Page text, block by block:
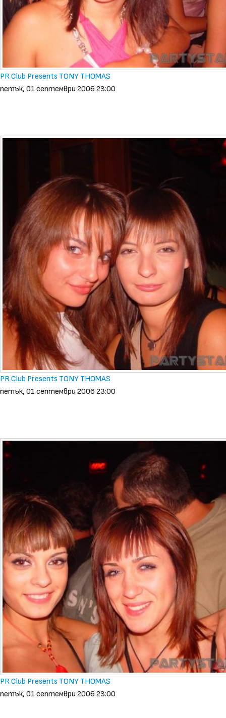
PR Club Presents TONY THOMAS
петък, 01 септември 2006 23:00
PR Club Presents TONY THOMAS
петък, 01 септември 2006 23:00
PR Club Presents TONY THOMAS
петък, 01 септември 2006 23:00